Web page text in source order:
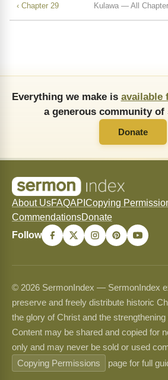
‹ Chapter 29 Kulawa — All
Everything we make is available
a generous community of
Donate
About UsFAQAPI Copying
CommendationsDonate
Follow
© 2026 SermonIndex — SermonIndex
preserve and freely distribute historic
the glory of Christ and the
Content may be shared and copied for
only and may never be sold or used
Copying Permissions
page for full